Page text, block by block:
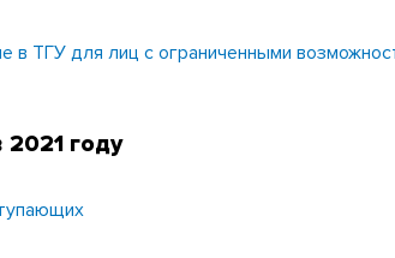
в ТГУ для лиц с ограниченными
году